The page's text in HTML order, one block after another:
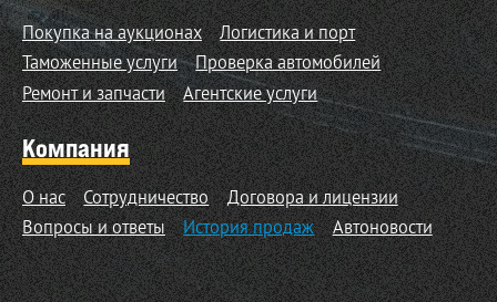
Покупка на аукционах
Логистика и порт
Таможенные услуги
Проверка автомобилей
Ремонт и запчасти
Агентские услуги
Компания
О нас Сотрудничество
Договора и лицензии
Вопросы и ответы
История продаж Автоновости